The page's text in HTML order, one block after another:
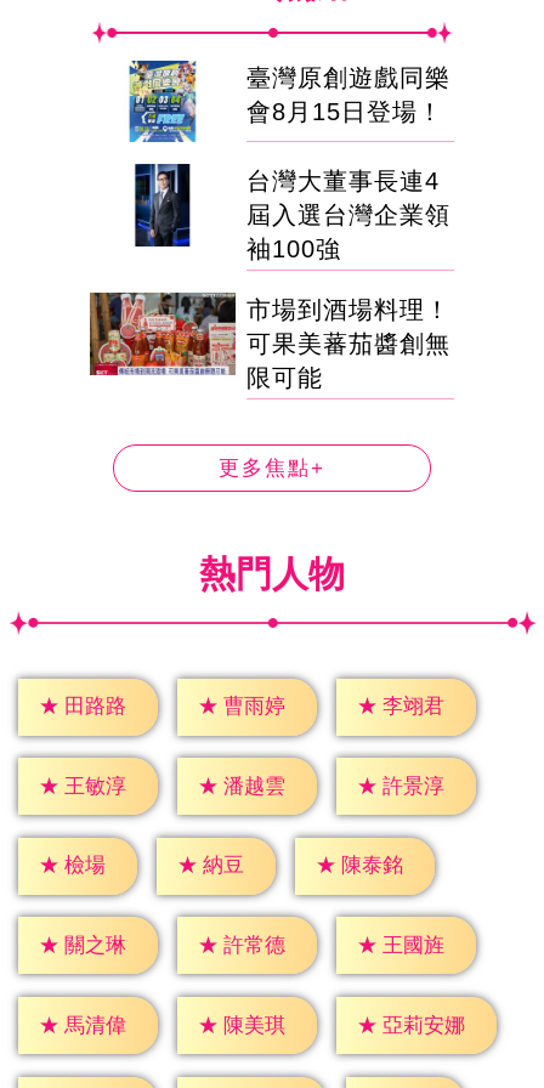
臺灣原創遊戲同樂
會8月15日登場！
台灣大董事長連4
屆入選台灣企業領
袖100強
市場到酒場料理！
可果美蕃茄醬創無
限可能
更多焦點+
熱門人物
★ 田路路 ★ 曹雨婷 ★ 李翊君
★ 王敏淳 ★ 潘越雲 ★ 許景淳
★ 檢場 ★ 納豆 ★ 陳泰銘
★ 關之琳 ★ 許常德 ★ 王國旌
★ 馬清偉 ★ 陳美琪 ★ 亞莉安娜